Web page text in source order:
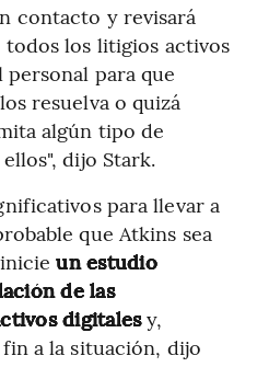
contacto y revisará
los litigios activos
para que
resuelva o quizá
algún tipo de
dijo Stark.
para llevar a
que Atkins sea
un estudio
de las
digitalesy,
a la situación, dijo